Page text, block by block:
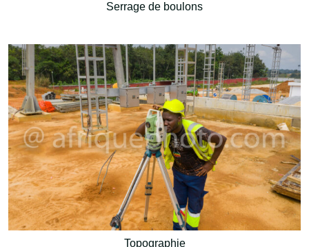
Serrage de boulons
Topographie